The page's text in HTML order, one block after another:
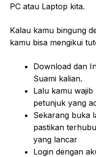
PC atau Laptop kita.
Kalau kamu bingung
kamu bisa mengikui
Download dan
Suami kalian.
Lalu kamu
petunjuk yang
Sekarang buka
pastikan
yang lancar
Login dengan